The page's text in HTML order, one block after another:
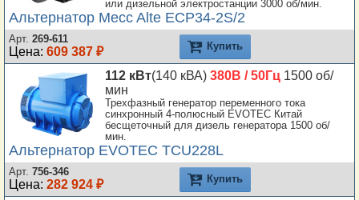
или дизельной электростанции 3000 об/мин.
Альтернатор Mecc Alte ECP34-2S/2
Арт. 269-611
Цена: 609 387 ₽ Купить
112 кВт(140 кВА) 380В / 50Гц 1500 об/
мин
Трехфазный генератор переменного тока
синхронный 4-полюсный EVOTEC Китай
бесщеточный для дизель генератора 1500 об/
мин.
Альтернатор EVOTEC TCU228L
Арт. 756-346
Цена: 282 924 ₽ Купить